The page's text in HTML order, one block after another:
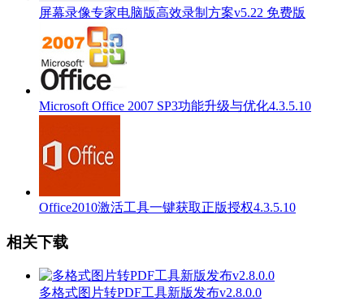
屏幕录像专家电脑版高效录制方案v5.22 免费版
Microsoft Office 2007 SP3功能升级与优化4.3.5.10
Office2010激活工具一键获取正版授权4.3.5.10
相关下载
多格式图片转PDF工具新版发布v2.8.0.0